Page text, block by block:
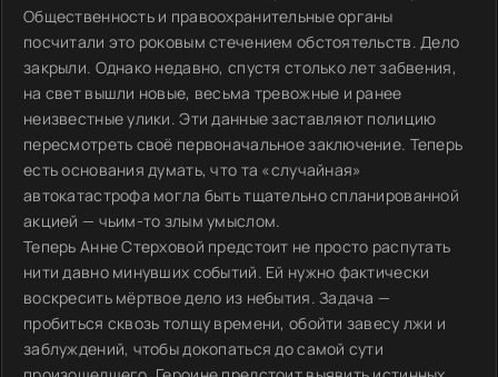
Общественность и правоохранительные органы
посчитали это роковым стечением обстоятельств. Дело
закрыли. Однако недавно, спустя столько лет забвения,
на свет вышли новые, весьма тревожные и ранее
неизвестные улики. Эти данные заставляют полицию
пересмотреть своё первоначальное заключение. Теперь
есть основания думать, что та «случайная»
автокатастрофа могла быть тщательно спланированной
акцией — чьим-то злым умыслом.
Теперь Анне Стерховой предстоит не просто распутать
нити давно минувших событий. Ей нужно фактически
воскресить мёртвое дело из небытия. Задача —
пробиться сквозь толщу времени, обойти завесу лжи и
заблуждений, чтобы докопаться до самой сути